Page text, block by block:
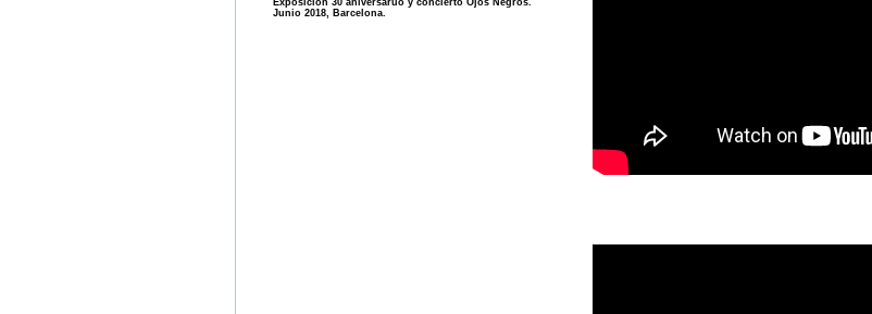
Exposición 30 aniversaruo y concierto Ojos Negros.
Junio 2018, Barcelona.